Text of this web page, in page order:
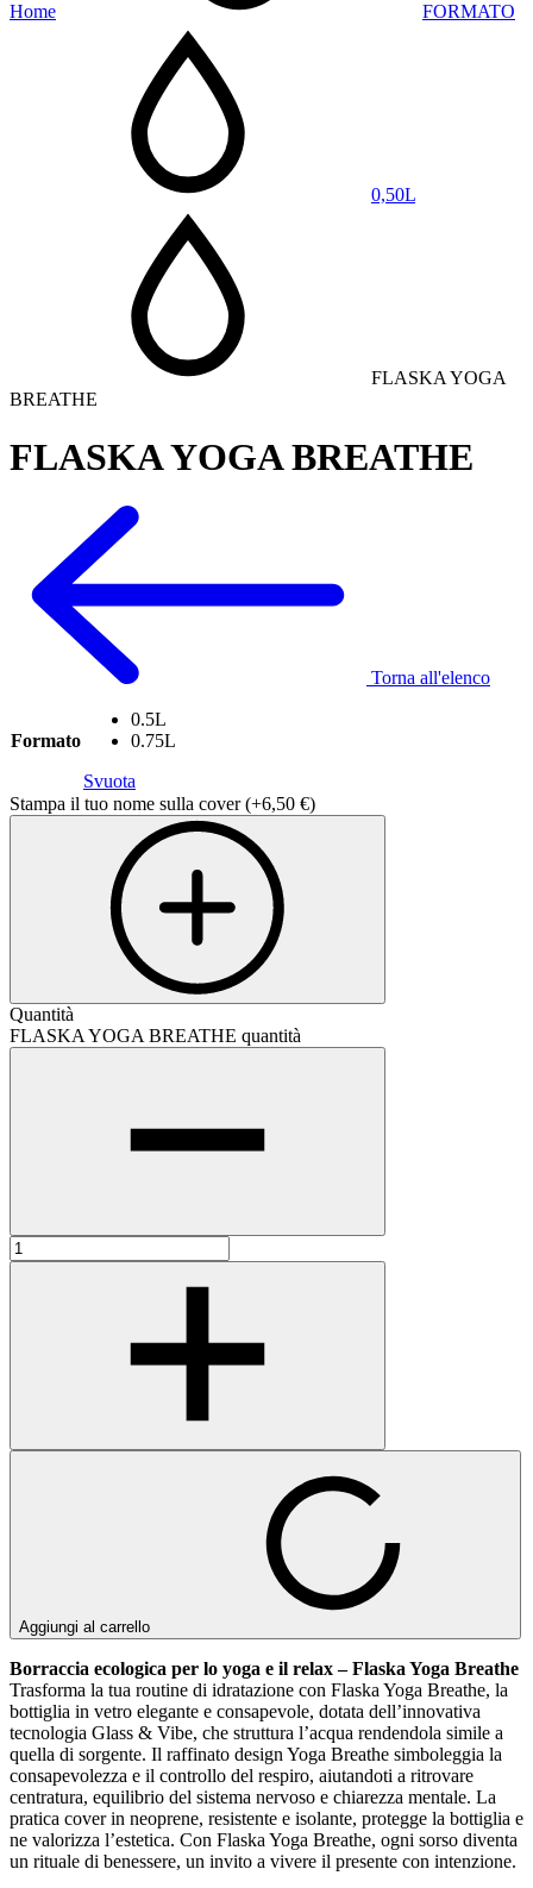
Home FORMATO
0,50L
FLASKA YOGA
BREATHE
FLASKA YOGA BREATHE
Torna all'elenco
Formato
0.5L
0.75L
Svuota
Stampa il tuo nome sulla cover(+6,50 €)
Quantità
FLASKA YOGA BREATHE quantità
Aggiungi al carrello
Borraccia ecologica per lo yoga e il relax – Flaska Yoga Breathe
Trasforma la tua routine di idratazione con Flaska Yoga Breathe, la
bottiglia in vetro elegante e consapevole, dotata dell’innovativa
tecnologia Glass & Vibe, che struttura l’acqua rendendola simile a
quella di sorgente. Il raffinato design Yoga Breathe simboleggia la
consapevolezza e il controllo del respiro, aiutandoti a ritrovare
centratura, equilibrio del sistema nervoso e chiarezza mentale. La
pratica cover in neoprene, resistente e isolante, protegge la bottiglia e
ne valorizza l’estetica. Con Flaska Yoga Breathe, ogni sorso diventa
un rituale di benessere, un invito a vivere il presente con intenzione.